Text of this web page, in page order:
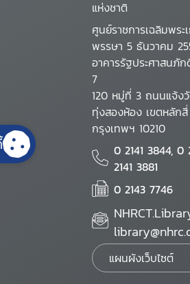
แห่งชาติ
ศูนย์ราชการเฉลิมพร
พรรษา 5 ธันวาคม
อาคารรัฐประศาสนภั
7
120 หมู่ที่ 3 ถนนแจ้ง
ทุ่งสองห้อง เขตหลักสี่
กรุงเทพฯ 10210
0 2141 3844, 0
2141 3881
0 2143 7746
แผนผังเว็บไซต์